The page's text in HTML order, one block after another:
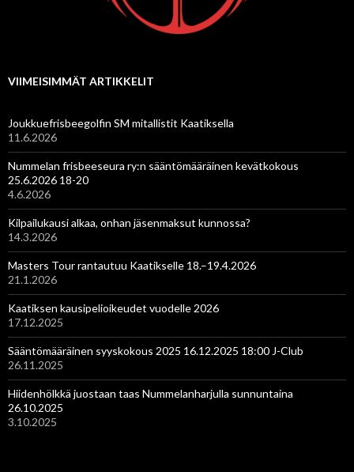
VIIMEISIMMÄT ARTIKKELIT
Joukkuefrisbeegolfin SM mitallistit Kaatiksella
11.6.2026
Nummelan frisbeeseura ry:n sääntömääräinen kevätkokous
25.6.2026 18-20
4.6.2026
Kilpailukausi alkaa, onhan jäsenmaksut kunnossa?
14.3.2026
Masters Tour rantautuu Kaatikselle 18.–19.4.2026
21.1.2026
Kaatiksen kausipelioikeudet vuodelle 2026
17.12.2025
Sääntömääräinen syyskokous 2025 16.12.2025 18:00 J-Club
26.11.2025
Hiidenhölkkä juostaan taas Nummelanharjulla sunnuntaina
26.10.2025
3.10.2025